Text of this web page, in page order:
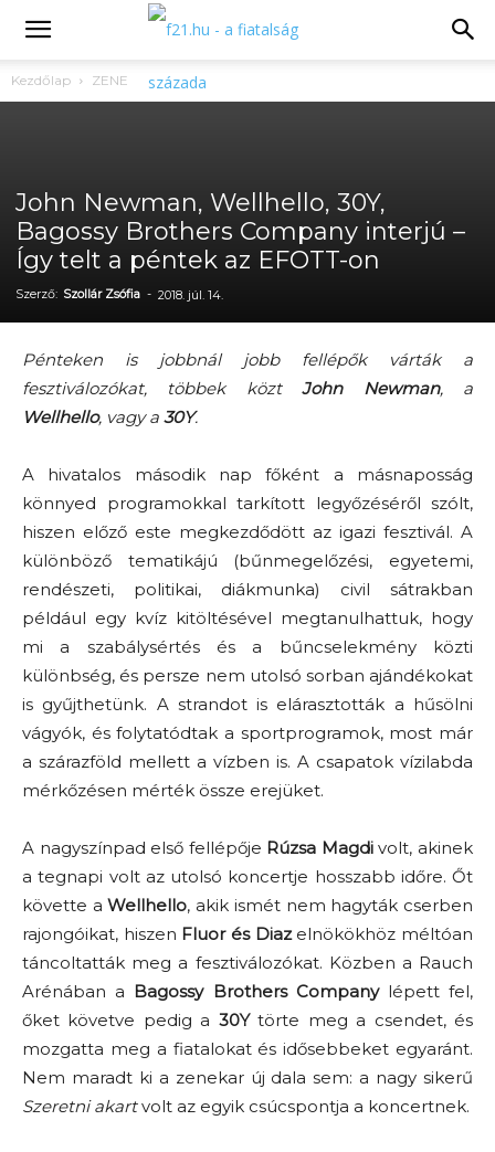
Kezdőlap ZENE
John Newman, Wellhello, 30Y,
Bagossy Brothers Company interjú –
Így telt a péntek az EFOTT-on
Szerző: Szollár Zsófia - 2018. júl. 14.
Pénteken is jobbnál jobb fellépők várták a
fesztiválozókat, többek köztJohn Newman, a
Wellhello, vagy a 30Y.
A hivatalos második nap főként a másnaposság
könnyed programokkal tarkított legyőzéséről szólt,
hiszen előző este megkezdődött az igazi fesztivál. A
különböző tematikájú (bűnmegelőzési, egyetemi,
rendészeti, politikai, diákmunka) civil sátrakban
például egy kvíz kitöltésével megtanulhattuk, hogy
mi a szabálysértés és a bűncselekmény közti
különbség­, és persze nem utolsó sorban ajándékokat
is gyűjthetünk. A strandot is elárasztották a hűsölni
vágyók, és folytatódtak a sportprogramok, most már
a szárazföld mellett a vízben is. A csapatok vízilabda
mérkőzésen mérték össze erejüket.
A nagyszínpad első fellépője Rúzsa Magdivolt, akinek
a tegnapi volt az utolsó koncertje hosszabb időre. Őt
követte aWellhello, akik ismét nem hagyták cserben
rajongóikat, hiszen Fluor és Diazelnökökhöz méltóan
táncoltatták meg a fesztiválozókat. Közben a Rauch
Arénában a Bagossy Brothers Companylépett fel,
őket követve pedig a 30Ytörte meg a csendet, és
mozgatta meg a fiatalokat és idősebbeket egyaránt.
Nem maradt ki a zenekar új dala sem: a nagy sikerű
Szeretni akartvolt az egyik csúcspontja a koncertnek.